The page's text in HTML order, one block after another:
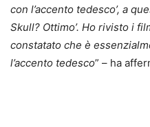
con l’accento tedesco’, a
Skull? Ottimo’. Ho rivisto i
constatato che è
l’accento tedesco” – ha